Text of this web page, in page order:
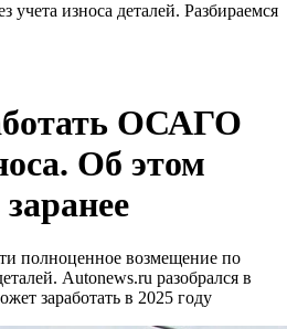
износа деталей. Разбираемся
ОСАГО
Об этом
полноценное возмещение по
Autonews.ru разобрался в
заработать в 2025 году